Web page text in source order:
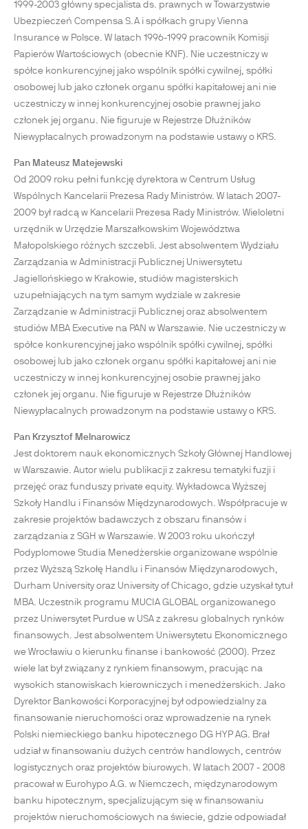
1999-2003 główny specjalista ds. prawnych w Towarzystwie
Ubezpieczeń Compensa S.A i spółkach grupy Vienna
Insurance w Polsce. W latach 1996-1999 pracownik Komisji
Papierów Wartościowych (obecnie KNF). Nie uczestniczy w
spółce konkurencyjnej jako wspólnik spółki cywilnej, spółki
osobowej lub jako członek organu spółki kapitałowej ani nie
uczestniczy w innej konkurencyjnej osobie prawnej jako
członek jej organu. Nie figuruje w Rejestrze Dłużników
Niewypłacalnych prowadzonym na podstawie ustawy o KRS.
Pan Mateusz Matejewski
Od 2009 roku pełni funkcję dyrektora w Centrum Usług
Wspólnych Kancelarii Prezesa Rady Ministrów. W latach 2007-
2009 był radcą w Kancelarii Prezesa Rady Ministrów. Wieloletni
urzędnik w Urzędzie Marszałkowskim Województwa
Małopolskiego różnych szczebli. Jest absolwentem Wydziału
Zarządzania w Administracji Publicznej Uniwersytetu
Jagiellońskiego w Krakowie, studiów magisterskich
uzupełniających na tym samym wydziale w zakresie
Zarządzanie w Administracji Publicznej oraz absolwentem
studiów MBA Executive na PAN w Warszawie. Nie uczestniczy w
spółce konkurencyjnej jako wspólnik spółki cywilnej, spółki
osobowej lub jako członek organu spółki kapitałowej ani nie
uczestniczy w innej konkurencyjnej osobie prawnej jako
członek jej organu. Nie figuruje w Rejestrze Dłużników
Niewypłacalnych prowadzonym na podstawie ustawy o KRS.
Pan Krzysztof Melnarowicz
Jest doktorem nauk ekonomicznych Szkoły Głównej Handlowej
w Warszawie. Autor wielu publikacji z zakresu tematyki fuzji i
przejęć oraz funduszy private equity. Wykładowca Wyższej
Szkoły Handlu i Finansów Międzynarodowych. Współpracuje w
zakresie projektów badawczych z obszaru finansów i
zarządzania z SGH w Warszawie. W 2003 roku ukończył
Podyplomowe Studia Menedżerskie organizowane wspólnie
przez Wyższą Szkołę Handlu i Finansów Międzynarodowych,
Durham University oraz University of Chicago, gdzie uzyskał tytuł
MBA. Uczestnik programu MUCIA GLOBAL organizowanego
przez Uniwersytet Purdue w USA z zakresu globalnych rynków
finansowych. Jest absolwentem Uniwersytetu Ekonomicznego
we Wrocławiu o kierunku finanse i bankowość (2000). Przez
wiele lat był związany z rynkiem finansowym, pracując na
wysokich stanowiskach kierowniczych i menedżerskich. Jako
Dyrektor Bankowości Korporacyjnej był odpowiedzialny za
finansowanie nieruchomości oraz wprowadzenie na rynek
Polski niemieckiego banku hipotecznego DG HYP AG. Brał
udział w finansowaniu dużych centrów handlowych, centrów
logistycznych oraz projektów biurowych. W latach 2007 - 2008
pracował w Eurohypo A.G. w Niemczech, międzynarodowym
banku hipotecznym, specjalizującym się w finansowaniu
projektów nieruchomościowych na świecie, gdzie odpowiadał